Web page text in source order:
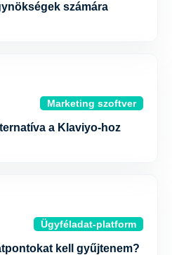
számára
Marketing szoftver
a Klaviyo-hoz
Ügyféladat-platform
kell gyűjtenem?